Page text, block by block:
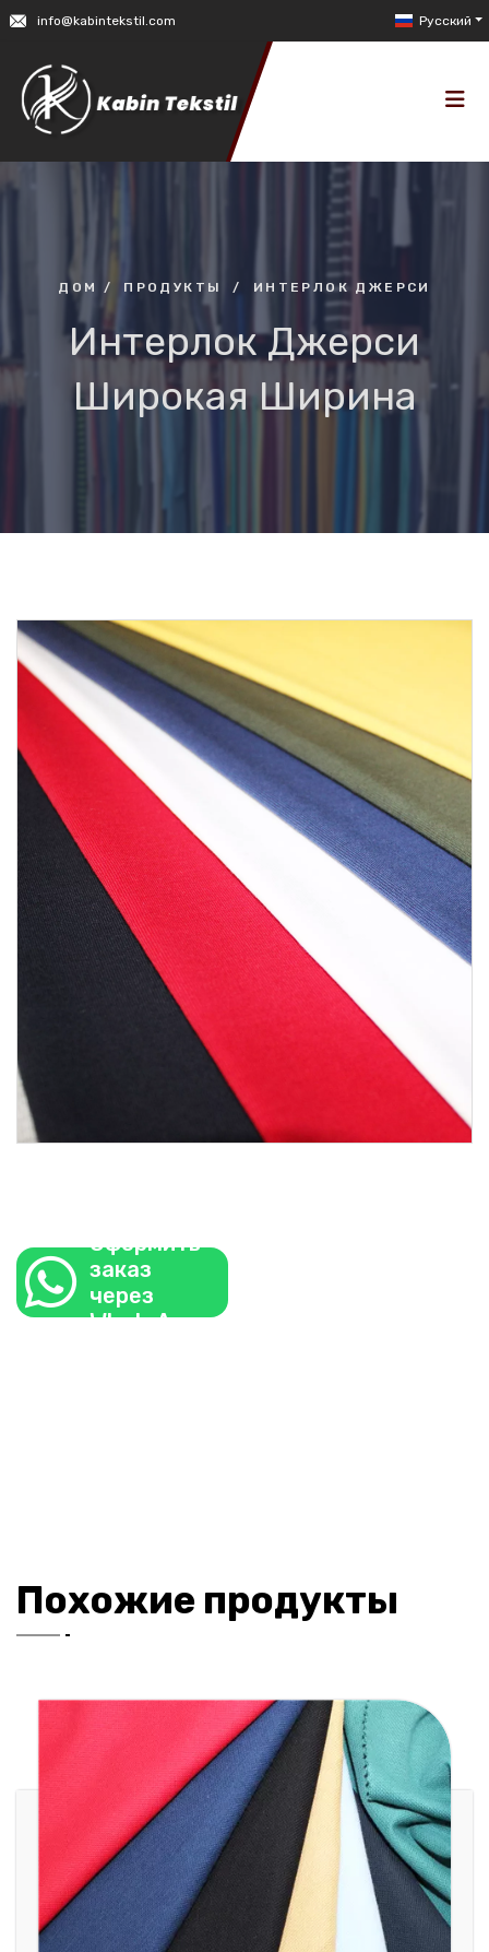
info@kabintekstil.com Русский
ДОМ / ПРОДУКТЫ / ИНТЕРЛОК ДЖЕРСИ
Интерлок Джерси
Широкая Ширина
Оформить
заказ
через
WhatsApp
Похожие продукты